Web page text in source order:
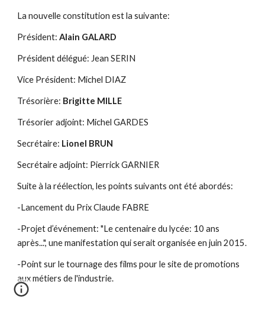
La nouvelle constitution est la suivante:
Président: Alain GALARD
Président délégué: Jean SERIN
Vice Président: Michel DIAZ
Trésorière: Brigitte MILLE
Trésorier adjoint: Michel GARDES
Secrétaire: Lionel BRUN
Secrétaire adjoint: Pierrick GARNIER
Suite à la réélection, les points suivants ont été abordés:
-Lancement du Prix Claude FABRE
-Projet d’événement: "Le centenaire du lycée: 10 ans
après...", une manifestation qui serait organisée en juin 2015.
-Point sur le tournage des films pour le site de promotions
aux métiers de l'industrie.